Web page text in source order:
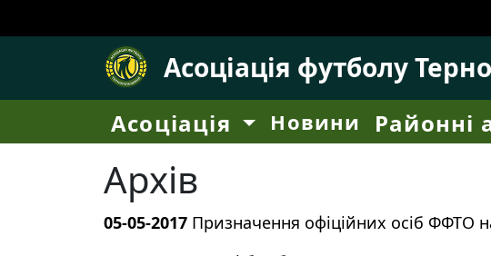
Асоціація футболу
Асоціація Новини Районні
Архів
05-05-2017 Призначення офіційних осіб ФФТО